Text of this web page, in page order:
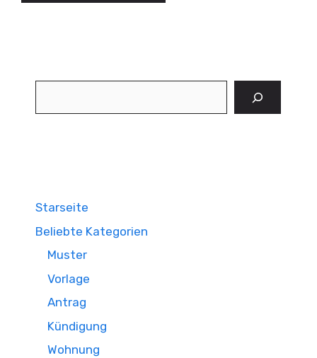
Starseite
Beliebte Kategorien
Muster
Vorlage
Antrag
Kündigung
Wohnung